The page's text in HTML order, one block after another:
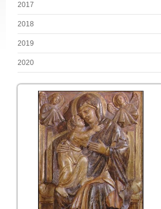
2017
2018
2019
2020